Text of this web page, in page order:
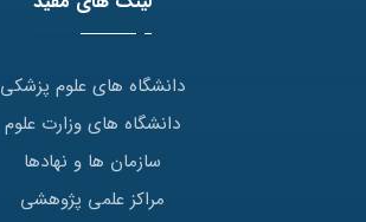
دانشگاه های علوم پزشکی
دانشگاه های وزارت علوم
سازمان ها و نهادها
مراکز علمی پژوهشی